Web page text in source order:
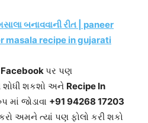
બનાવવાની રીત | paneer
masala recipe in gujarati
Facebook પર પણ
શોધી શકશો અને Recipe In
માં જોડાવા +91 94268 17203
અમને ત્યાં પણ ફોલો કરી શકો